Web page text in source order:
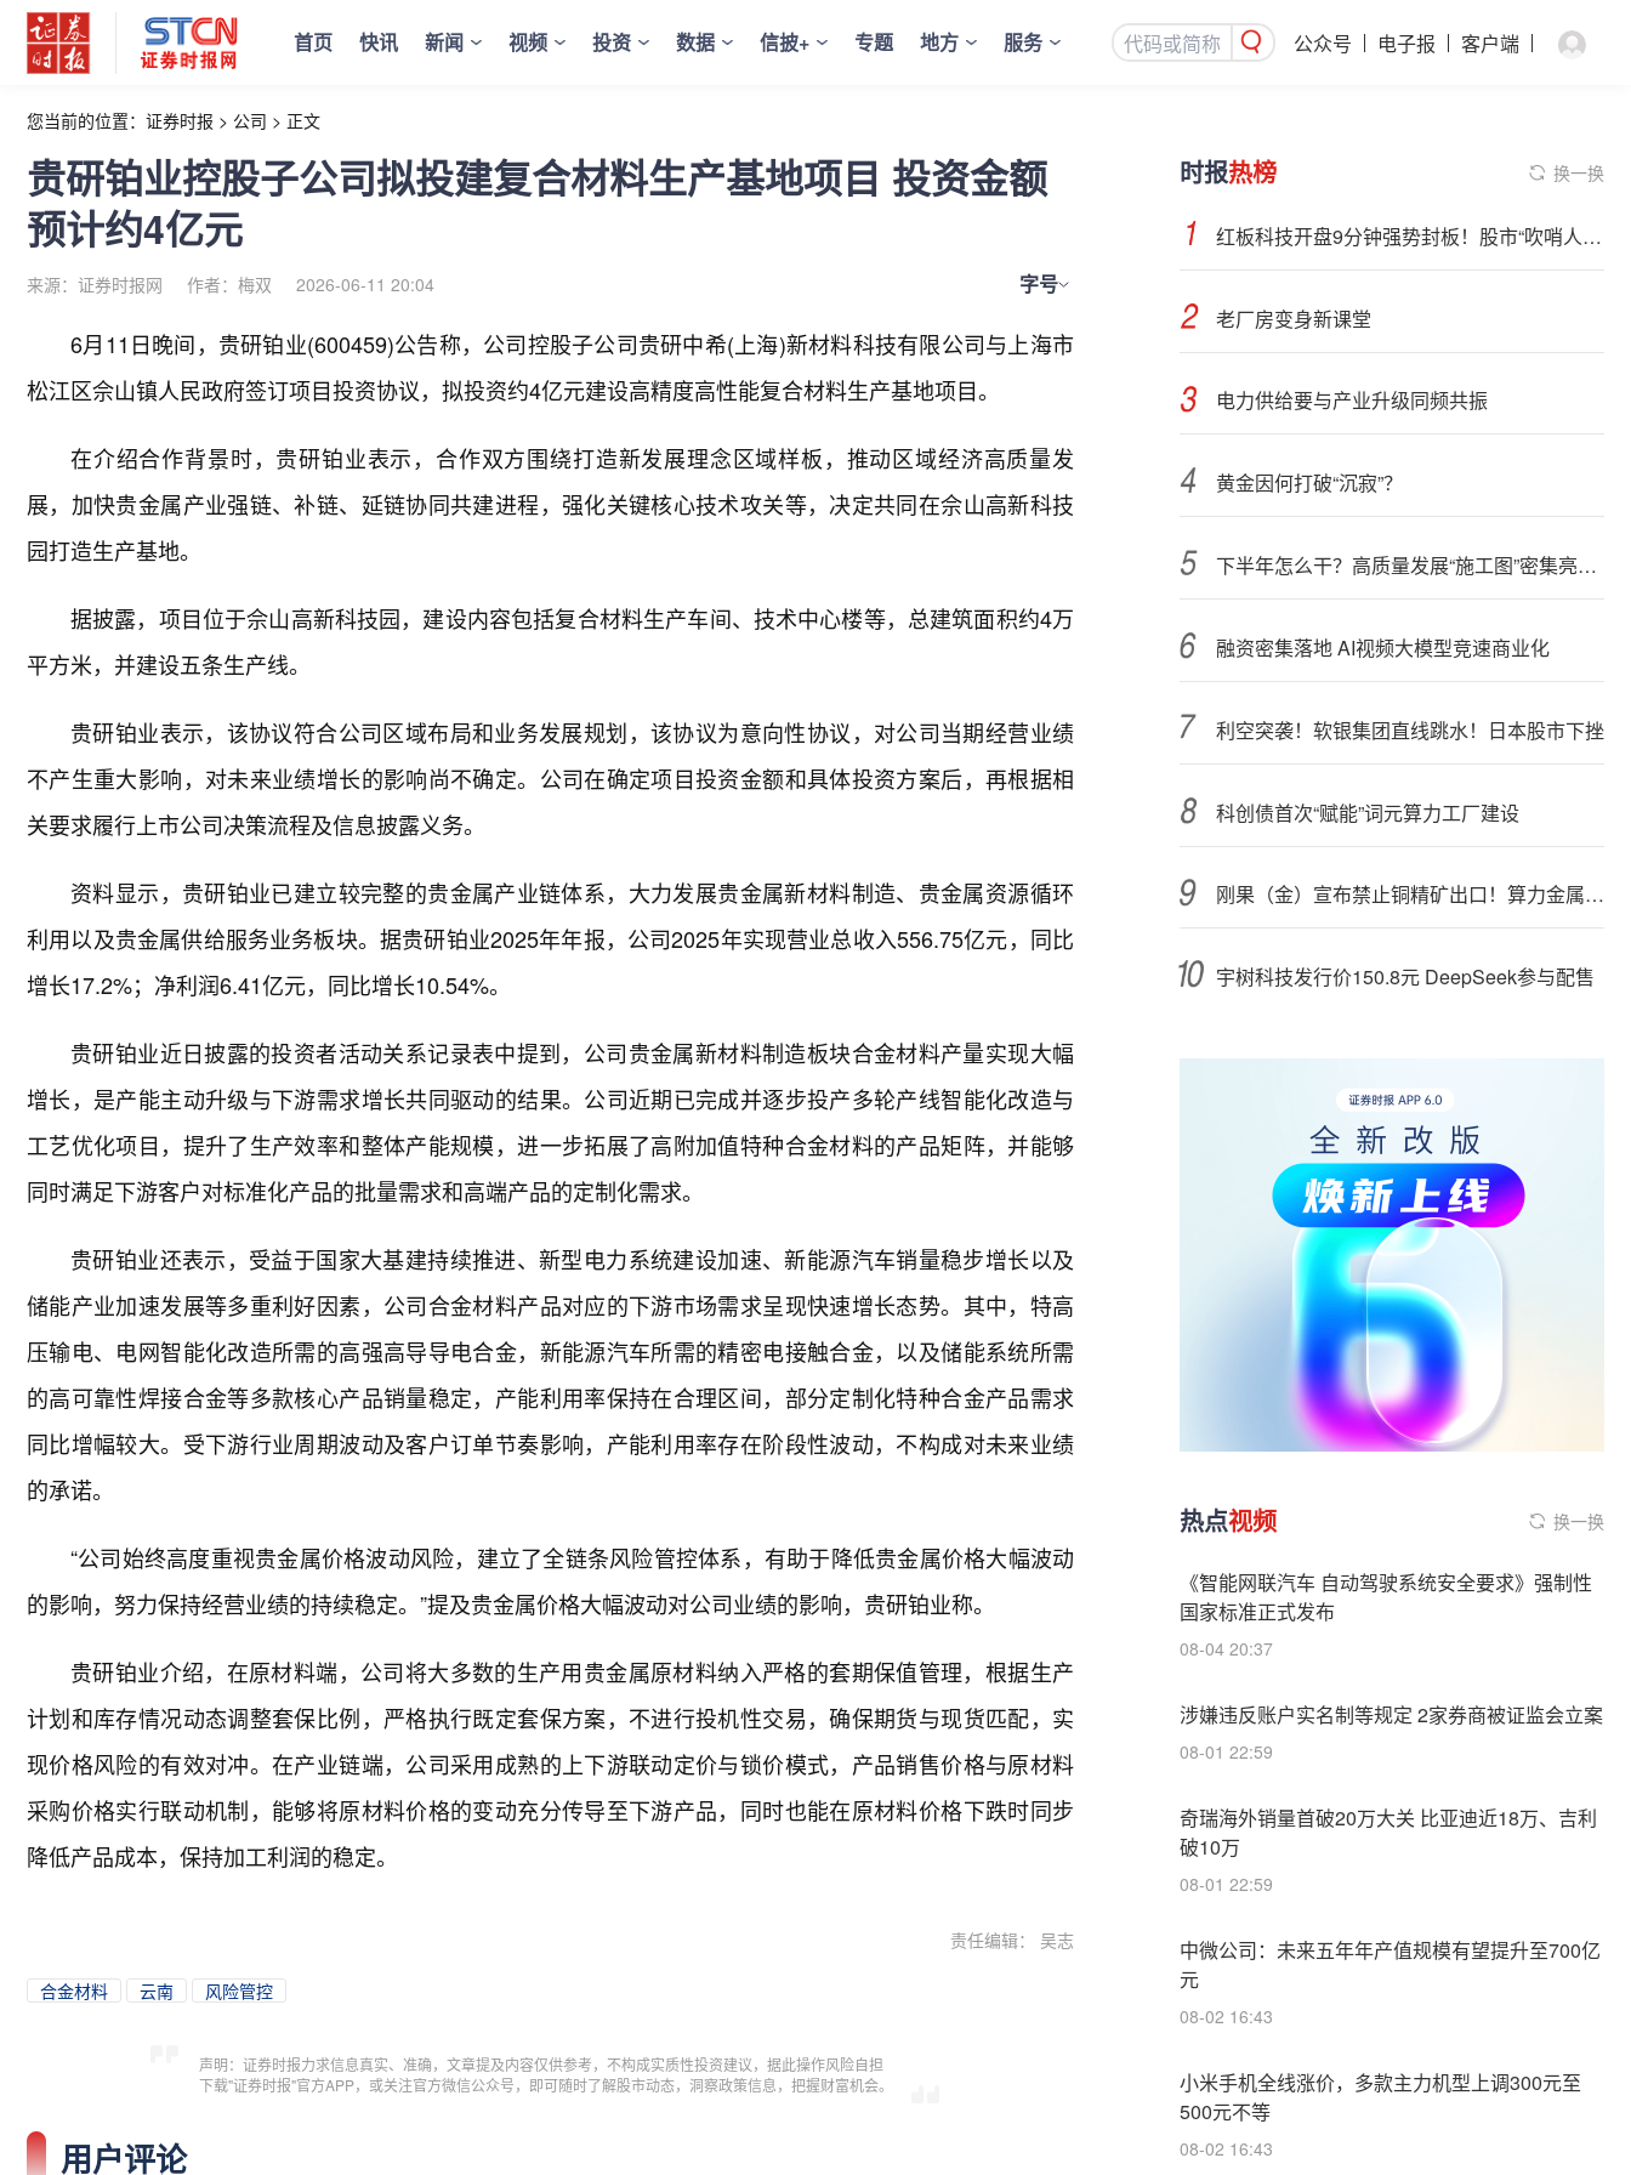
首页 快讯 新闻 视频 投资 数据 信披+ 专题 地方 服务 公众号 电子报 客户端
您当前的位置： 证券时报 > 公司 > 正文
贵研铂业控股子公司拟投建复合材料生产基地项目 投资金额
预计约4亿元
来源：证券时报网 作者：梅双 2026-06-11 20:04 字号
6月11日晚间，贵研铂业(600459)公告称，公司控股子公司贵研中希(上海)新材料科技有限公司与上海市
松江区佘山镇人民政府签订项目投资协议，拟投资约4亿元建设高精度高性能复合材料生产基地项目。
在介绍合作背景时，贵研铂业表示，合作双方围绕打造新发展理念区域样板，推动区域经济高质量发
展，加快贵金属产业强链、补链、延链协同共建进程，强化关键核心技术攻关等，决定共同在佘山高新科技
园打造生产基地。
据披露，项目位于佘山高新科技园，建设内容包括复合材料生产车间、技术中心楼等，总建筑面积约4万
平方米，并建设五条生产线。
贵研铂业表示，该协议符合公司区域布局和业务发展规划，该协议为意向性协议，对公司当期经营业绩
不产生重大影响，对未来业绩增长的影响尚不确定。公司在确定项目投资金额和具体投资方案后，再根据相
关要求履行上市公司决策流程及信息披露义务。
资料显示，贵研铂业已建立较完整的贵金属产业链体系，大力发展贵金属新材料制造、贵金属资源循环
利用以及贵金属供给服务业务板块。据贵研铂业2025年年报，公司2025年实现营业总收入556.75亿元，同比
增长17.2%；净利润6.41亿元，同比增长10.54%。
贵研铂业近日披露的投资者活动关系记录表中提到，公司贵金属新材料制造板块合金材料产量实现大幅
增长，是产能主动升级与下游需求增长共同驱动的结果。公司近期已完成并逐步投产多轮产线智能化改造与
工艺优化项目，提升了生产效率和整体产能规模，进一步拓展了高附加值特种合金材料的产品矩阵，并能够
同时满足下游客户对标准化产品的批量需求和高端产品的定制化需求。
贵研铂业还表示，受益于国家大基建持续推进、新型电力系统建设加速、新能源汽车销量稳步增长以及
储能产业加速发展等多重利好因素，公司合金材料产品对应的下游市场需求呈现快速增长态势。其中，特高
压输电、电网智能化改造所需的高强高导导电合金，新能源汽车所需的精密电接触合金，以及储能系统所需
的高可靠性焊接合金等多款核心产品销量稳定，产能利用率保持在合理区间，部分定制化特种合金产品需求
同比增幅较大。受下游行业周期波动及客户订单节奏影响，产能利用率存在阶段性波动，不构成对未来业绩
的承诺。
“公司始终高度重视贵金属价格波动风险，建立了全链条风险管控体系，有助于降低贵金属价格大幅波动
的影响，努力保持经营业绩的持续稳定。”提及贵金属价格大幅波动对公司业绩的影响，贵研铂业称。
贵研铂业介绍，在原材料端，公司将大多数的生产用贵金属原材料纳入严格的套期保值管理，根据生产
计划和库存情况动态调整套保比例，严格执行既定套保方案，不进行投机性交易，确保期货与现货匹配，实
现价格风险的有效对冲。在产业链端，公司采用成熟的上下游联动定价与锁价模式，产品销售价格与原材料
采购价格实行联动机制，能够将原材料价格的变动充分传导至下游产品，同时也能在原材料价格下跌时同步
降低产品成本，保持加工利润的稳定。
责任编辑： 吴志
合金材料 云南 风险管控
声明：证券时报力求信息真实、准确，文章提及内容仅供参考，不构成实质性投资建议，据此操作风险自担
下载"证券时报"官方APP，或关注官方微信公众号，即可随时了解股市动态，洞察政策信息，把握财富机会。
用户评论
时报热榜 换一换
红板科技开盘9分钟强势封板！股市“吹哨人”突然改口！市场风向变了？
老厂房变身新课堂
电力供给要与产业升级同频共振
黄金因何打破“沉寂”？
下半年怎么干？高质量发展“施工图”密集亮相 聚焦主业提质增效 国资央企向AI要动能
融资密集落地 AI视频大模型竞速商业化
利空突袭！软银集团直线跳水！日本股市下挫
科创债首次“赋能”词元算力工厂建设
刚果（金）宣布禁止铜精矿出口！算力金属影响多大？
宇树科技发行价150.8元 DeepSeek参与配售
热点视频 换一换
《智能网联汽车 自动驾驶系统安全要求》强制性
国家标准正式发布
08-04 20:37
涉嫌违反账户实名制等规定 2家券商被证监会立案
08-01 22:59
奇瑞海外销量首破20万大关 比亚迪近18万、吉利
破10万
08-01 22:59
中微公司：未来五年年产值规模有望提升至700亿
元
08-02 16:43
小米手机全线涨价，多款主力机型上调300元至
500元不等
08-02 16:43